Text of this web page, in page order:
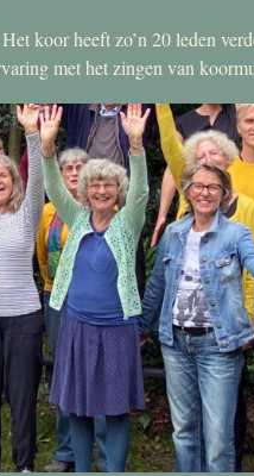
koor heeft zo’n 20 leden
met het zingen van